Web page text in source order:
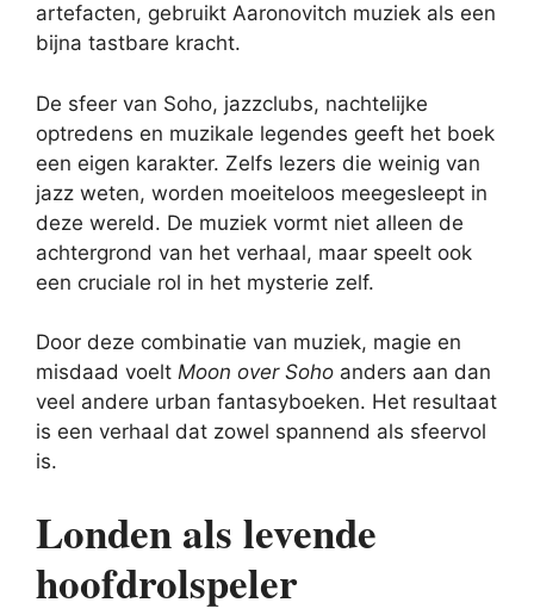
artefacten, gebruikt Aaronovitch muziek als een
bijna tastbare kracht.
De sfeer van Soho, jazzclubs, nachtelijke
optredens en muzikale legendes geeft het boek
een eigen karakter. Zelfs lezers die weinig van
jazz weten, worden moeiteloos meegesleept in
deze wereld. De muziek vormt niet alleen de
achtergrond van het verhaal, maar speelt ook
een cruciale rol in het mysterie zelf.
Door deze combinatie van muziek, magie en
misdaad voelt Moon over Soho anders aan dan
veel andere urban fantasyboeken. Het resultaat
is een verhaal dat zowel spannend als sfeervol
is.
Londen als levende
hoofdrolspeler